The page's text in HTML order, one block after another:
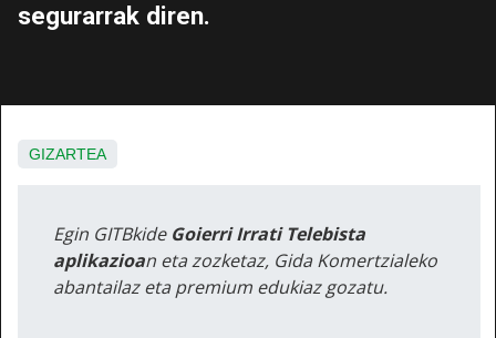
segurarrak diren.
GIZARTEA
Egin GITBkide Goierri Irrati Telebista
aplikazioan eta zozketaz, Gida Komertzialeko
abantailaz eta premium edukiaz gozatu.